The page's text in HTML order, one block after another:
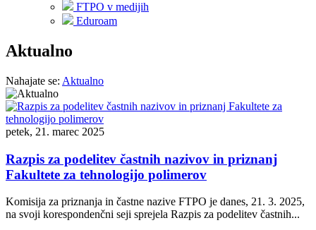
FTPO v medijih
Eduroam
Aktualno
Nahajate se: Aktualno
petek, 21. marec 2025
Razpis za podelitev častnih nazivov in priznanj
Fakultete za tehnologijo polimerov
Komisija za priznanja in častne nazive FTPO je danes, 21. 3. 2025,
na svoji korespondenčni seji sprejela Razpis za podelitev častnih...